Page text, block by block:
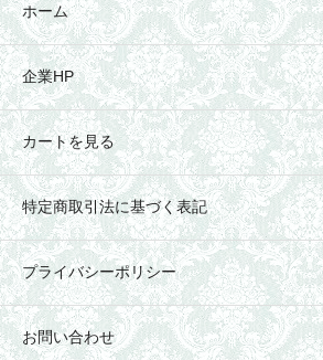
ホーム
企業HP
カートを見る
特定商取引法に基づく表記
プライバシーポリシー
お問い合わせ